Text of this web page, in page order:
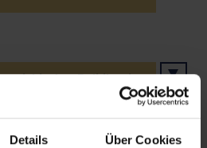
Details Über Cookies
Politiker in
darunter Josef Reither